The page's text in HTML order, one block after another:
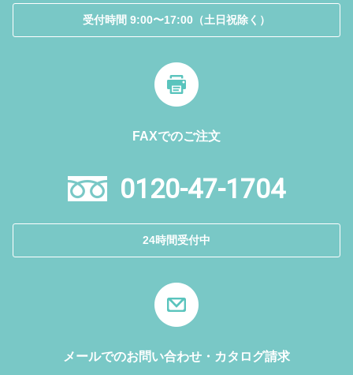
受付時間 9:00〜17:00（土日祝除く）
FAXでのご注文
0120-47-1704
24時間受付中
メールでのお問い合わせ・カタログ請求